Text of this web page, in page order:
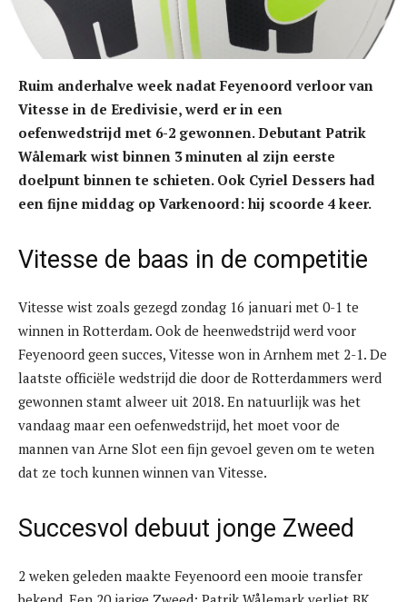
Ruim anderhalve week nadat Feyenoord verloor van
Vitesse in de Eredivisie, werd er in een
oefenwedstrijd met 6-2 gewonnen. Debutant Patrik
Wålemark wist binnen 3 minuten al zijn eerste
doelpunt binnen te schieten. Ook Cyriel Dessers had
een fijne middag op Varkenoord: hij scoorde 4 keer.
Vitesse de baas in de competitie
Vitesse wist zoals gezegd zondag 16 januari met 0-1 te
winnen in Rotterdam. Ook de heenwedstrijd werd voor
Feyenoord geen succes, Vitesse won in Arnhem met 2-1. De
laatste officiële wedstrijd die door de Rotterdammers werd
gewonnen stamt alweer uit 2018. En natuurlijk was het
vandaag maar een oefenwedstrijd, het moet voor de
mannen van Arne Slot een fijn gevoel geven om te weten
dat ze toch kunnen winnen van Vitesse.
Succesvol debuut jonge Zweed
2 weken geleden maakte Feyenoord een mooie transfer